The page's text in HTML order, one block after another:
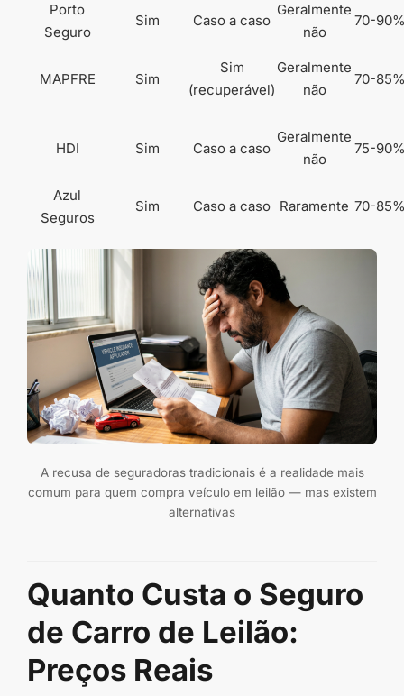
Porto
Seguro
Sim Caso a caso
Geralmente
não
70-
MAPFRE Sim
Sim
(recuperável)
Geralmente
não
70-
HDI Sim Caso a caso
Geralmente
não
75-
Azul
Seguros
Sim Caso a caso Raramente 70-
A recusa de seguradoras tradicionais é a realidade mais
comum para quem compra veículo em leilão — mas existem
alternativas
Quanto Custa o Seguro
de Carro de Leilão:
Preços Reais